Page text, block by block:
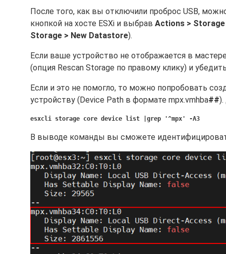
После того, как вы отключили проброс USB,
кнопкой на хосте ESXi и выбрав Actions >
Storage > New Datastore).
Если ваше устройство не отображается в
(опция Rescan Storage по правому клику) и
Если и это не помогло, то можно попробовать
устройству (Device Path в формате mpx.vmhba##).
esxcli storage core device list |grep '^mpx' -A3
В выводе команды вы сможете